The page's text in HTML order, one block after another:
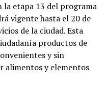
la etapa 13 del programa
vigente hasta el 20 de
de la ciudad. Esta
productos de
y sin
alimentos y elementos